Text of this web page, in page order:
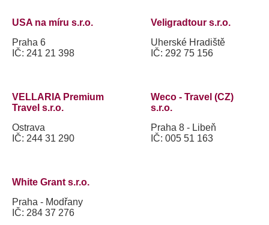
USA na míru s.r.o.
Praha 6
IČ: 241 21 398
Veligradtour s.r.o.
Uherské Hradiště
IČ: 292 75 156
VELLARIA Premium
Travel s.r.o.
Ostrava
IČ: 244 31 290
Weco - Travel (CZ)
s.r.o.
Praha 8 - Libeň
IČ: 005 51 163
White Grant s.r.o.
Praha - Modřany
IČ: 284 37 276